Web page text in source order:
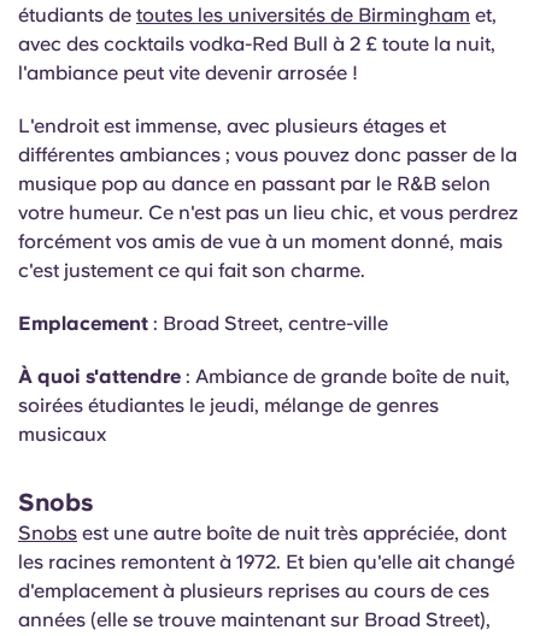
étudiants de toutes les universités de Birmingham et,
avec des cocktails vodka-Red Bull à 2 £ toute la nuit,
l'ambiance peut vite devenir arrosée !
L'endroit est immense, avec plusieurs étages et
différentes ambiances ; vous pouvez donc passer de la
musique pop au dance en passant par le R&B selon
votre humeur. Ce n'est pas un lieu chic, et vous perdrez
forcément vos amis de vue à un moment donné, mais
c'est justement ce qui fait son charme.
Emplacement : Broad Street, centre-ville
À quoi s'attendre : Ambiance de grande boîte de nuit,
soirées étudiantes le jeudi, mélange de genres
musicaux
Snobs
Snobs est une autre boîte de nuit très appréciée, dont
les racines remontent à 1972. Et bien qu'elle ait changé
d'emplacement à plusieurs reprises au cours de ces
années (elle se trouve maintenant sur Broad Street),